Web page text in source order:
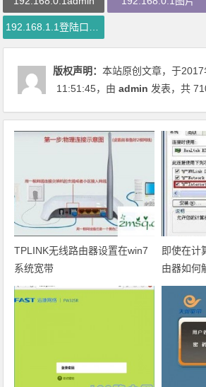
版权声明：本站原创文章，于2017
11:51:45，由admin 发表，共
TPLINK无线路由器设置在win7
系统宽带
即使在计
由器如何